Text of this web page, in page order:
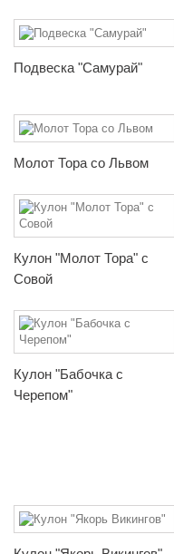
Подвеска "Самурай"
Молот Тора со Львом
Кулон "Молот Тора" с
Совой
Кулон "Бабочка с
Черепом"